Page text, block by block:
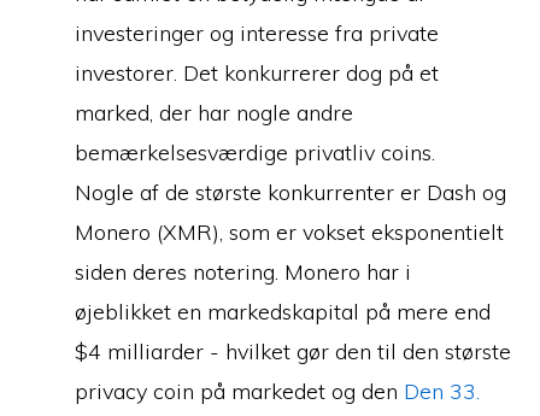
investeringer og interesse fra private
investorer. Det konkurrerer dog på et
marked, der har nogle andre
bemærkelsesværdige privatliv coins.
Nogle af de største konkurrenter er Dash og
Monero (XMR), som er vokset eksponentielt
siden deres notering. Monero har i
øjeblikket en markedskapital på mere end
$4 milliarder - hvilket gør den til den største
privacy coin på markedet og den Den 33.